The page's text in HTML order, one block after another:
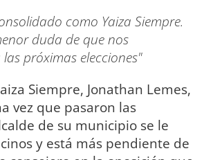
como Yaiza Siempre.
duda de que nos
próximas elecciones"
Siempre, Jonathan Lemes,
vez que pasaron las
de su municipio se le
y está más pendiente de